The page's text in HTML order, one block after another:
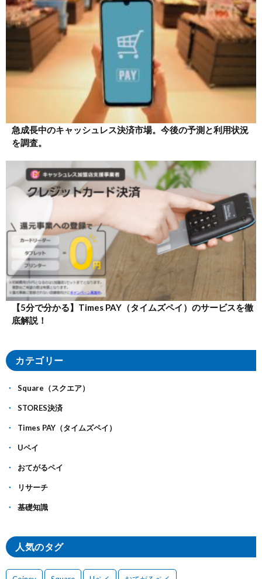
急成長中のキャッシュレス決済市場。今後の予測と利用状況
を調査。
【5分で分かる】Times PAY（タイムズペイ）のサービスを徹
底解説！
カテゴリー
Square（スクエア）
STORES決済
Times PAY（タイムズペイ）
Uペイ
おてがるペイ
リサーチ
基礎知識
人気のタグ